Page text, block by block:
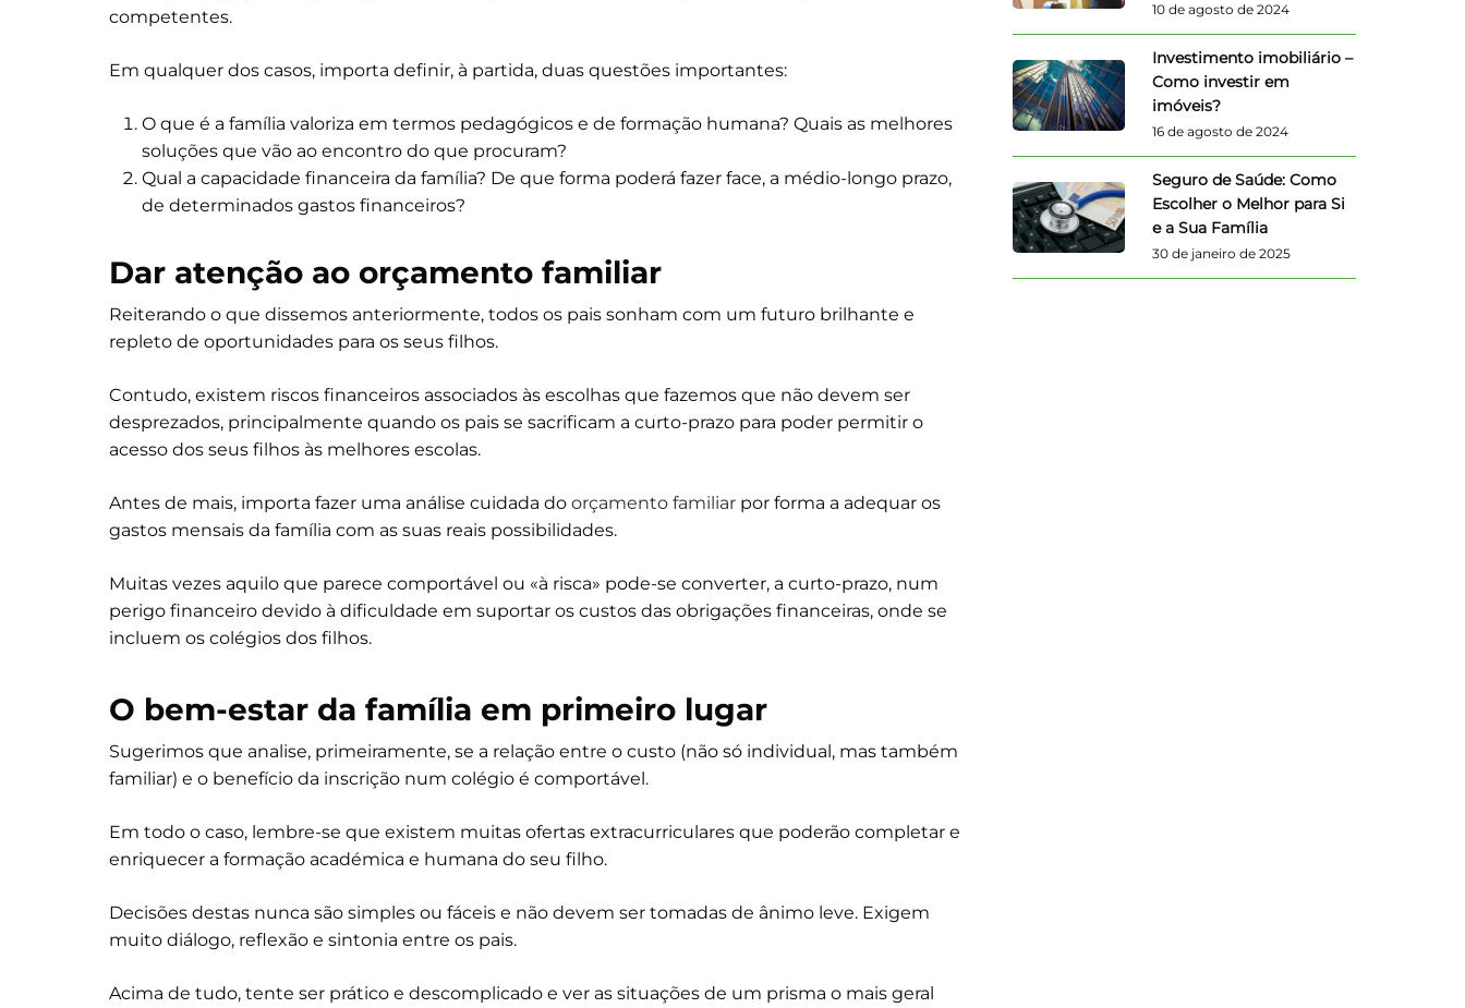
competentes.
Em qualquer dos casos, importa definir, à partida, duas questões importantes:
O que é a família valoriza em termos pedagógicos e de formação humana? Quais as melhores
soluções que vão ao encontro do que procuram?
Qual a capacidade financeira da família? De que forma poderá fazer face, a médio-longo prazo,
de determinados gastos financeiros?
Dar atenção ao orçamento familiar
Reiterando o que dissemos anteriormente, todos os pais sonham com um futuro brilhante e
repleto de oportunidades para os seus filhos.
Contudo, existem riscos financeiros associados às escolhas que fazemos que não devem ser
desprezados, principalmente quando os pais se sacrificam a curto-prazo para poder permitir o
acesso dos seus filhos às melhores escolas.
Antes de mais, importa fazer uma análise cuidada do orçamento familiar por forma a adequar os
gastos mensais da família com as suas reais possibilidades.
Muitas vezes aquilo que parece comportável ou «à risca» pode-se converter, a curto-prazo, num
perigo financeiro devido à dificuldade em suportar os custos das obrigações financeiras, onde se
incluem os colégios dos filhos.
O bem-estar da família em primeiro lugar
Sugerimos que analise, primeiramente, se a relação entre o custo (não só individual, mas também
familiar) e o benefício da inscrição num colégio é comportável.
Em todo o caso, lembre-se que existem muitas ofertas extracurriculares que poderão completar e
enriquecer a formação académica e humana do seu filho.
Decisões destas nunca são simples ou fáceis e não devem ser tomadas de ânimo leve. Exigem
muito diálogo, reflexão e sintonia entre os pais.
Acima de tudo, tente ser prático e descomplicado e ver as situações de um prisma o mais geral
10 de agosto de 2024
Investimento imobiliário –
Como investir em
imóveis?
16 de agosto de 2024
Seguro de Saúde: Como
Escolher o Melhor para Si
e a Sua Família
30 de janeiro de 2025